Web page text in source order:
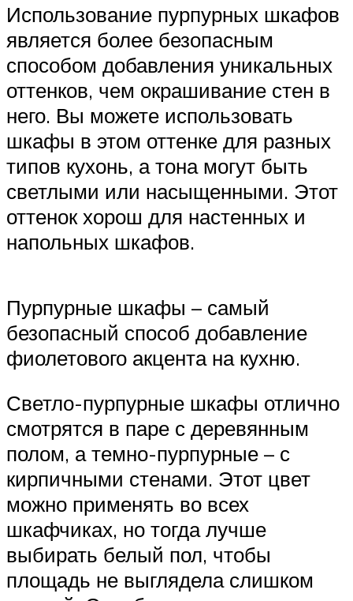
Использование пурпурных шкафов
является более безопасным
способом добавления уникальных
оттенков, чем окрашивание стен в
него. Вы можете использовать
шкафы в этом оттенке для разных
типов кухонь, а тона могут быть
светлыми или насыщенными. Этот
оттенок хорош для настенных и
напольных шкафов.
Пурпурные шкафы – самый
безопасный способ добавление
фиолетового акцента на кухню.
Светло-пурпурные шкафы отлично
смотрятся в паре с деревянным
полом, а темно-пурпурные – с
кирпичными стенами. Этот цвет
можно применять во всех
шкафчиках, но тогда лучше
выбирать белый пол, чтобы
площадь не выглядела слишком